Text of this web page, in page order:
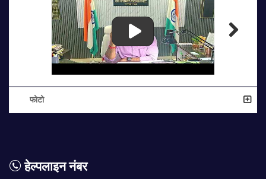
फोटो
हेल्पलाइन नंबर